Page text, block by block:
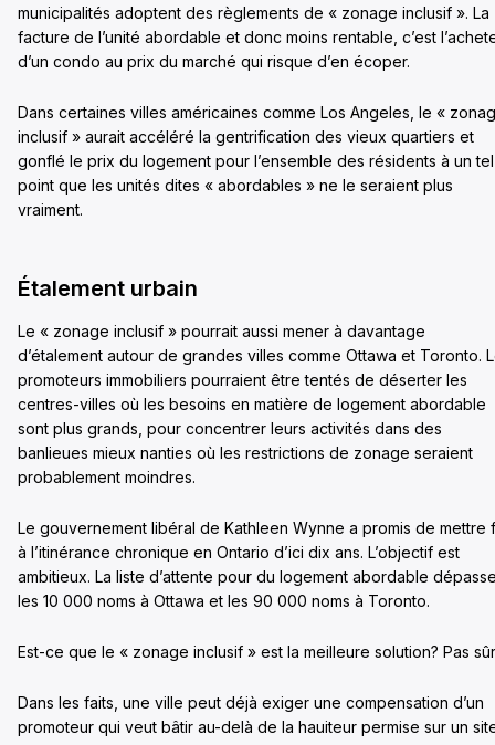
municipalités adoptent des règlements de « zonage inclusif ». La
facture de l’unité abordable et donc moins rentable, c’est
d’un condo au prix du marché qui risque d’en écoper.
Dans certaines villes américaines comme Los Angeles, le «
inclusif » aurait accéléré la gentrification des vieux quartiers et
gonflé le prix du logement pour l’ensemble des résidents à un tel
point que les unités dites « abordables » ne le seraient plus
vraiment.
Étalement urbain
Le « zonage inclusif » pourrait aussi mener à davantage
d’étalement autour de grandes villes comme Ottawa et Toronto.
promoteurs immobiliers pourraient être tentés de déserter les
centres-villes où les besoins en matière de logement abordable
sont plus grands, pour concentrer leurs activités dans des
banlieues mieux nanties où les restrictions de zonage seraient
probablement moindres.
Le gouvernement libéral de Kathleen Wynne a promis de mettre
à l’itinérance chronique en Ontario d’ici dix ans. L’objectif est
ambitieux. La liste d’attente pour du logement abordable
les 10 000 noms à Ottawa et les 90 000 noms à Toronto.
Est-ce que le « zonage inclusif » est la meilleure solution? Pas
Dans les faits, une ville peut déjà exiger une compensation d’un
promoteur qui veut bâtir au-delà de la hauiteur permise sur un